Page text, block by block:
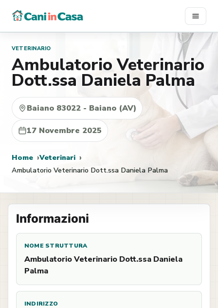
contenuto
VETERINARIO
Ambulatorio Veterinario
Dott.ssa Daniela Palma
Baiano 83022 - Baiano (AV)
17 Novembre 2025
Home
Veterinari
Ambulatorio Veterinario Dott.ssa Daniela Palma
Informazioni
NOME STRUTTURA
Ambulatorio Veterinario Dott.ssa Daniela
Palma
INDIRIZZO